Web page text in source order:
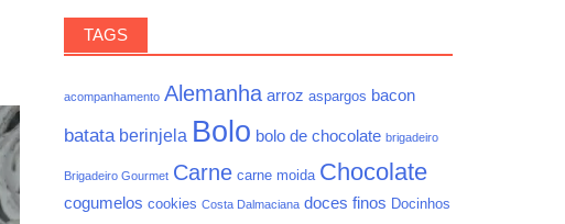
TAGS
acompanhamento Alemanha arroz aspargos bacon
batata berinjela Bolo bolo de chocolate brigadeiro
Brigadeiro Gourmet Carne carne moida Chocolate
cogumelos cookies Costa Dalmaciana doces finos Docinhos